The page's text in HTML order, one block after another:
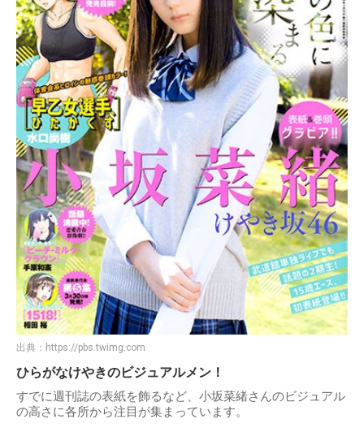
出典： https://pbs.twimg.com
ひらがなけやきのビジュアルメン！
すでに週刊誌の表紙を飾るなど、小坂菜緒さんのビジュアル
の高さに各所から注目が集まっています。